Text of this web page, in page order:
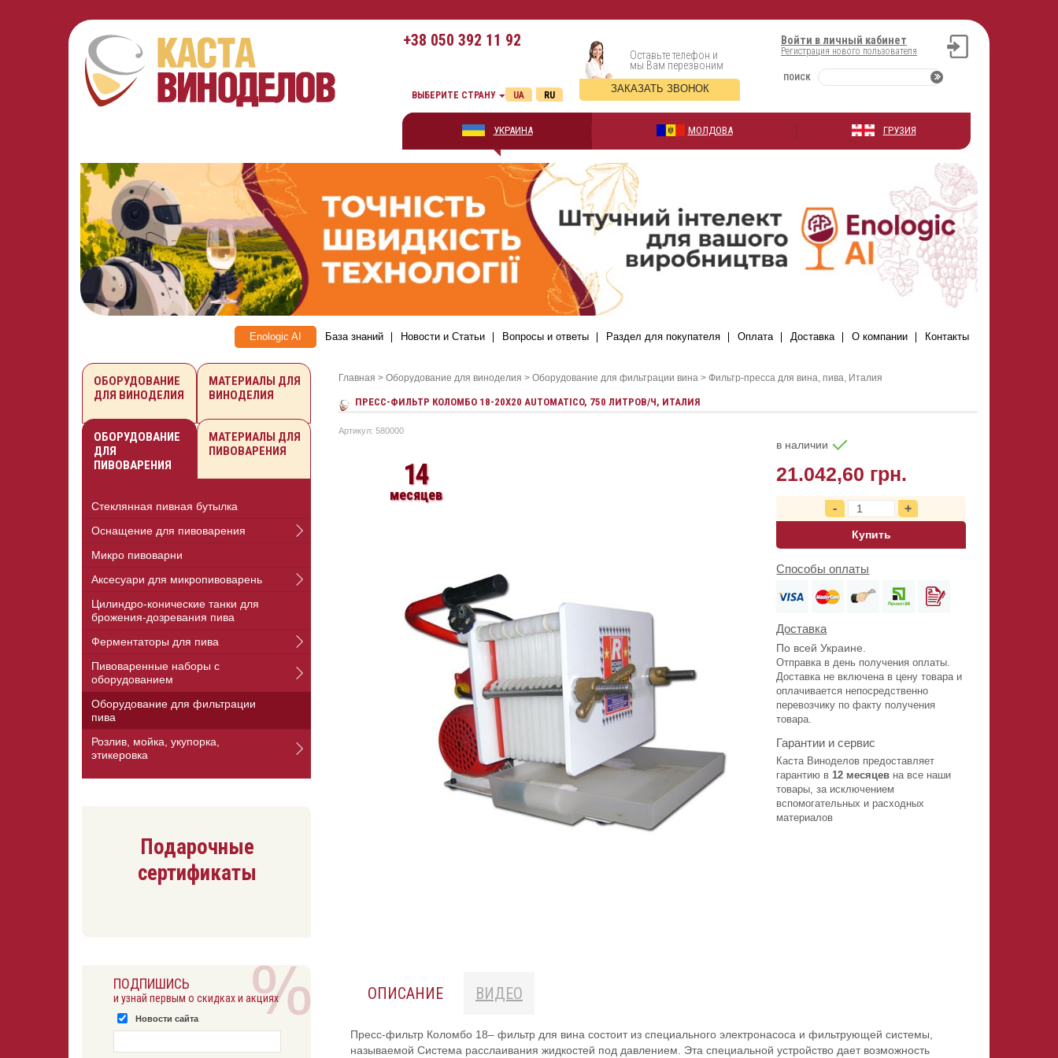
+38 050 392 11 92 Войти в личный кабинет
Регистрация нового пользователя
ПОИСК
Оставьте телефон и
мы Вам перезвоним
ЗАКАЗАТЬ ЗВОНОК
ВЫБЕРИТЕ СТРАНУ RU
UA
УКРАИНА МОЛДОВА ГРУЗИЯ
Enologic AI База знаний Новости и Статьи Вопросы и ответы Раздел для покупателя Оплата Доставка О компании Контакты
Главная > Оборудование для виноделия > Оборудование для фильтрации вина > Фильтр-пресса для вина, пива, Италия
ПРЕСС-ФИЛЬТР КОЛОМБО 18-20Х20 AUTOMATICO, 750 ЛИТРОВ/Ч, ИТАЛИЯ
Артикул: 580000
14
месяцев
в наличии
21.042,60 грн.
Купить
Способы оплаты
Доставка
По всей Украине.
Отправка в день получения оплаты.
Доставка не включена в цену товара и
оплачивается непосредственно
перевозчику по факту получения
товара.
Гарантии и сервис
Каста Виноделов предоставляет
гарантию в12 месяцев на все наши
товары, за исключением
вспомогательных и расходных
материалов
ОПИСАНИЕ ВИДЕО
Пресс-фильтр Коломбо 18– фильтр для вина состоит из специального электронасоса и фильтрующей системы,
называемой Система расслаивания жидкостей под давлением. Эта специальной устройство дает возможность
ОБОРУДОВАНИЕ
ДЛЯ ВИНОДЕЛИЯ
МАТЕРИАЛЫ ДЛЯ
ВИНОДЕЛИЯ
ОБОРУДОВАНИЕ
ДЛЯ
ПИВОВАРЕНИЯ
МАТЕРИАЛЫ ДЛЯ
ПИВОВАРЕНИЯ
Стеклянная пивная бутылка
Оснащение для пивоварения
Микро пивоварни
Аксесуари для микропивоварень
Цилиндро-конические танки для
брожения-дозревания пива
Ферментаторы для пива
Пивоваренные наборы с
оборудованием
Оборудование для фильтрации
пива
Розлив, мойка, укупорка,
этикеровка
Подарочные
сертификаты
ПОДПИШИСЬ
и узнай первым о скидках и акциях
Новости сайта